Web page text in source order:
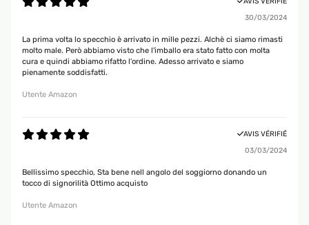
30/03/2024
La prima volta lo specchio è arrivato in mille pezzi. Alchè ci siamo rimasti
molto male. Però abbiamo visto che l'imballo era stato fatto con molta
cura e quindi abbiamo rifatto l'ordine. Adesso arrivato e siamo
pienamente soddisfatti.
Utente Amazon
AVIS VÉRIFIÉ
03/03/2024
Bellissimo specchio, Sta bene nell angolo del soggiorno donando un
tocco di signorilità Ottimo acquisto
Utente Amazon